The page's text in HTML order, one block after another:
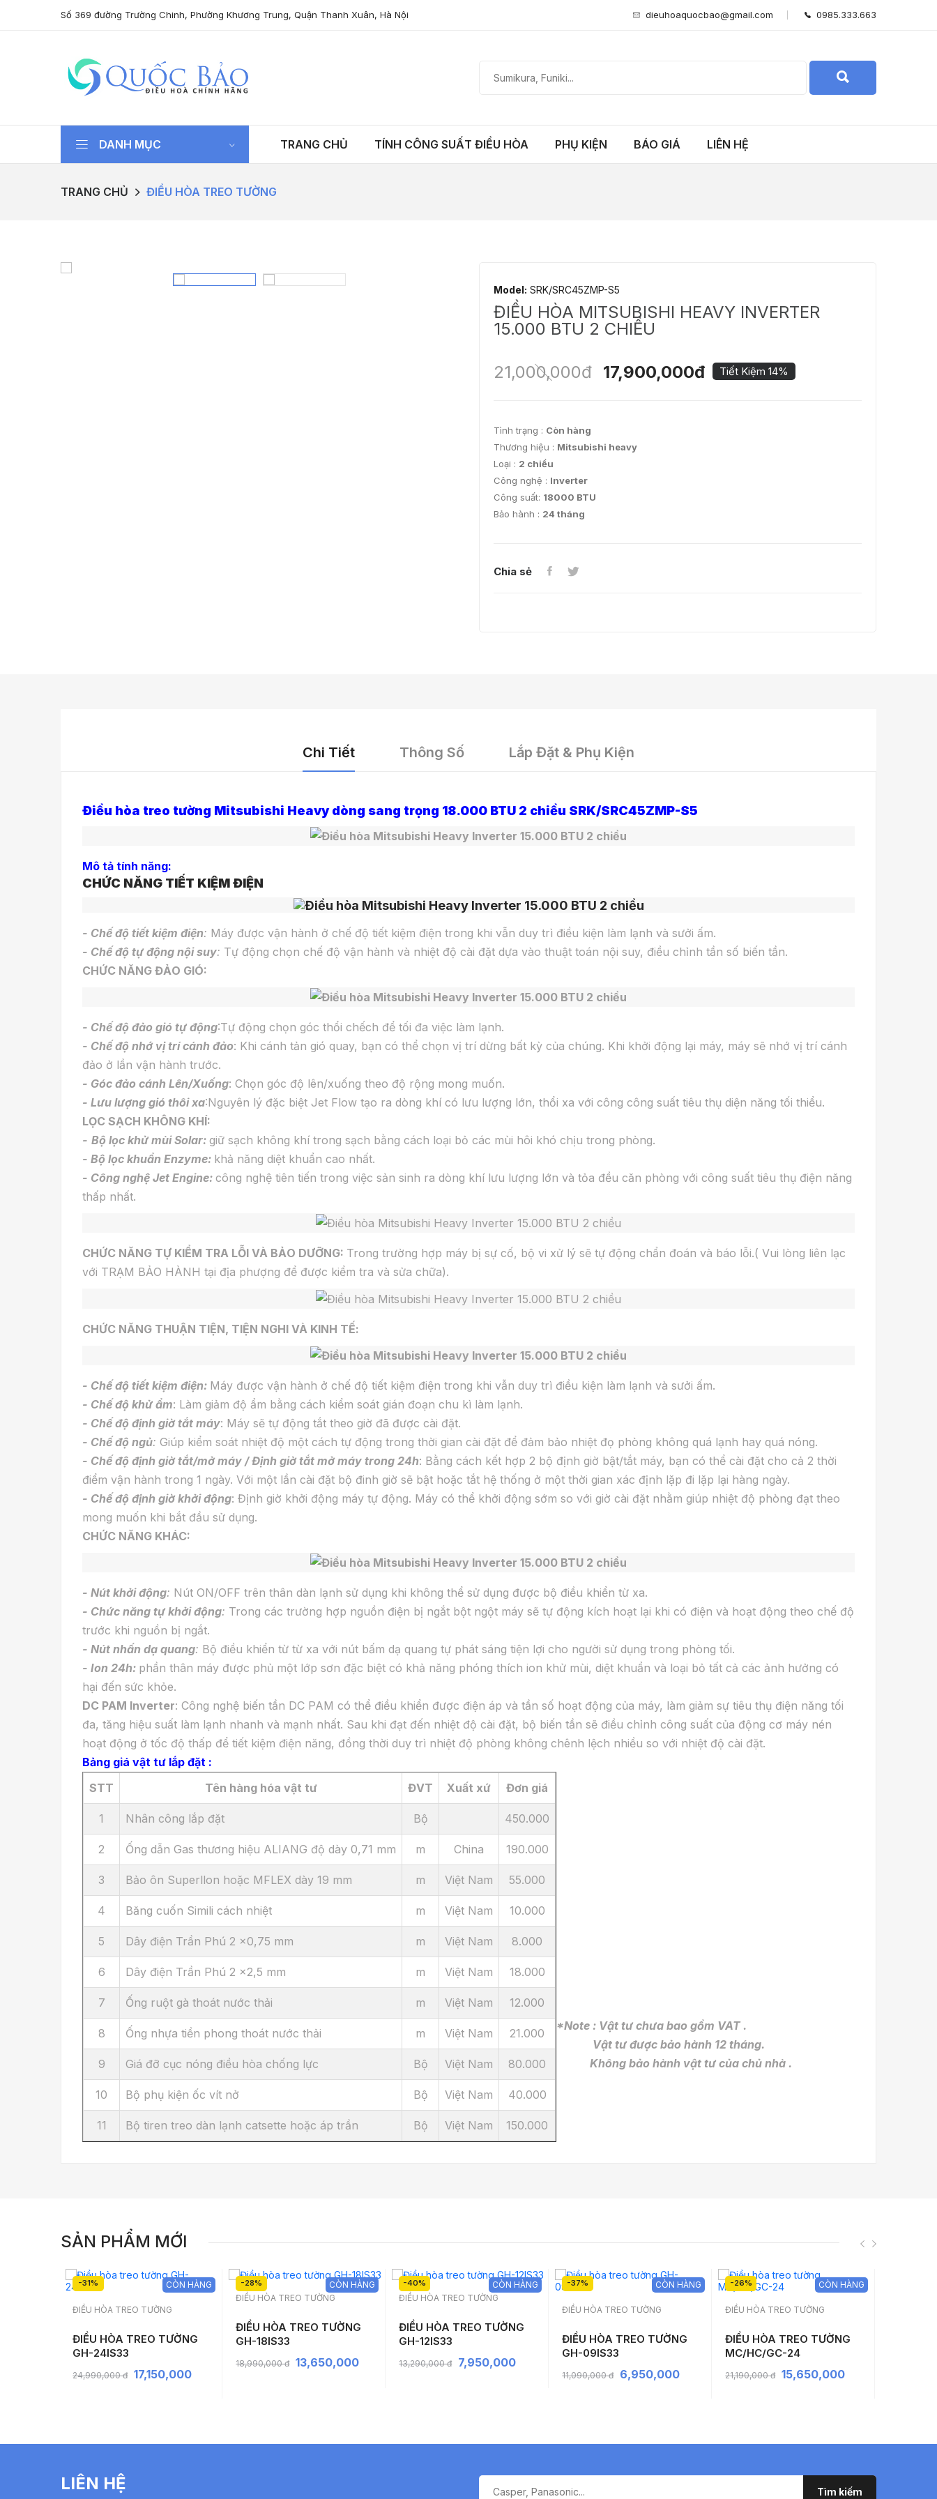
Số 369 đường Trường Chinh, Phường Khương Trung, Quận Thanh Xuân, Hà Nội dieuhoaquocbao@gmail.com 0985.333.663
DANH MỤC TRANG CHỦ TÍNH CÔNG SUẤT ĐIỀU HÒA PHỤ KIỆN BÁO GIÁ LIÊN HỆ
TRANG CHỦ ĐIỀU HÒA TREO TƯỜNG
Model: SRK/SRC45ZMP-S5
ĐIỀU HÒA MITSUBISHI HEAVY INVERTER
15.000 BTU 2 CHIỀU
21,000,000đ 17,900,000đ Tiết Kiệm 14%
Tình trạng : Còn hàng
Thương hiệu : Mitsubishi heavy
Loại : 2 chiều
Công nghệ : Inverter
Công suất: 18000 BTU
Bảo hành : 24 tháng
Chia sẻ
Chi Tiết Thông Số Lắp Đặt & Phụ Kiện
Điều hòa treo tường Mitsubishi Heavy dòng sang trọng 18.000 BTU 2 chiều SRK/SRC45ZMP-S5
Mô tả tính năng:
CHỨC NĂNG TIẾT KIỆM ĐIỆN
- Chế độ tiết kiệm điện: Máy được vận hành ở chế độ tiết kiệm điện trong khi vẫn duy trì điều kiện làm lạnh và sưởi ấm.
- Chế độ tự động nội suy: Tự động chọn chế độ vận hành và nhiệt độ cài đặt dựa vào thuật toán nội suy, điều chỉnh tần số biến tần.
CHỨC NĂNG ĐẢO GIÓ:
- Chế độ đảo gió tự động:Tự động chọn góc thổi chếch để tối đa việc làm lạnh.
- Chế độ nhớ vị trí cánh đảo: Khi cánh tản gió quay, bạn có thể chọn vị trí dừng bất kỳ của chúng. Khi khởi động lại máy, máy sẽ nhớ vị trí cánh
đảo ở lần vận hành trước.
- Góc đảo cánh Lên/Xuống: Chọn góc độ lên/xuống theo độ rộng mong muốn.
- Lưu lượng gió thôi xa:Nguyên lý đặc biệt Jet Flow tạo ra dòng khí có lưu lượng lớn, thổi xa với công công suất tiêu thụ diện năng tối thiểu.
LỌC SẠCH KHÔNG KHÍ:
- Bộ lọc khử mùi Solar: giữ sạch không khí trong sạch bằng cách loại bỏ các mùi hôi khó chịu trong phòng.
- Bộ lọc khuẩn Enzyme: khả năng diệt khuẩn cao nhất.
- Công nghệ Jet Engine: công nghệ tiên tiến trong việc sản sinh ra dòng khí lưu lượng lớn và tỏa đều căn phòng với công suất tiêu thụ điện năng
thấp nhất.
CHỨC NĂNG TỰ KIỂM TRA LỖI VÀ BẢO DƯỠNG: Trong trường hợp máy bị sự cố, bộ vi xử lý sẽ tự động chẩn đoán và báo lỗi.( Vui lòng liên lạc
với TRẠM BẢO HÀNH tại địa phượng để được kiểm tra và sửa chữa).
CHỨC NĂNG THUẬN TIỆN, TIỆN NGHI VÀ KINH TẾ:
- Chế độ tiết kiệm điện: Máy được vận hành ở chế độ tiết kiệm điện trong khi vẫn duy trì điều kiện làm lạnh và sưởi ấm.
- Chế độ khử ẩm: Làm giảm độ ẩm bằng cách kiểm soát gián đoạn chu kì làm lạnh.
- Chế độ định giờ tắt máy: Máy sẽ tự động tắt theo giờ đã được cài đặt.
- Chế độ ngủ: Giúp kiểm soát nhiệt độ một cách tự động trong thời gian cài đặt để đảm bảo nhiệt đọ phòng không quá lạnh hay quá nóng.
- Chế độ định giờ tắt/mở máy / Định giờ tắt mở máy trong 24h: Bằng cách kết hợp 2 bộ định giờ bật/tắt máy, bạn có thể cài đặt cho cả 2 thời
điểm vận hành trong 1 ngày. Với một lần cài đặt bộ đinh giờ sẽ bật hoặc tắt hệ thống ở một thời gian xác định lặp đi lặp lại hàng ngày.
- Chế độ định giờ khởi động: Định giờ khởi động máy tự động. Máy có thể khởi động sớm so với giờ cài đặt nhằm giúp nhiệt độ phòng đạt theo
mong muốn khi bắt đầu sử dụng.
CHỨC NĂNG KHÁC:
- Nút khởi động: Nút ON/OFF trên thân dàn lạnh sử dụng khi không thể sử dụng được bộ điều khiển từ xa.
- Chức năng tự khởi động: Trong các trường hợp nguồn điện bị ngắt bột ngột máy sẽ tự động kích hoạt lại khi có điện và hoạt động theo chế độ
trước khi nguồn bị ngắt.
- Nút nhấn dạ quang: Bộ điều khiển từ từ xa với nút bấm dạ quang tự phát sáng tiện lợi cho người sử dụng trong phòng tối.
- Ion 24h: phần thân máy được phủ một lớp sơn đặc biệt có khả năng phóng thích ion khử mùi, diệt khuẩn và loại bỏ tất cả các ảnh hưởng có
hại đến sức khỏe.
DC PAM Inverter: Công nghệ biến tần DC PAM có thể điều khiển được điện áp và tần số hoạt động của máy, làm giảm sự tiêu thụ điện năng tối
đa, tăng hiệu suất làm lạnh nhanh và mạnh nhất. Sau khi đạt đến nhiệt độ cài đặt, bộ biến tần sẽ điều chỉnh công suất của động cơ máy nén
hoạt động ở tốc độ thấp để tiết kiệm điện năng, đồng thời duy trì nhiệt độ phòng không chênh lệch nhiều so với nhiệt độ cài đặt.
Bảng giá vật tư lắp đặt :
STT
Tên hàng hóa vật tư ĐVT Xuất xứ Đơn giá
1 Nhân công lắp đặt Bộ 450.000
2 Ống dẫn Gas thương hiệu ALIANG độ dày 0,71 mm m China 190.000
3 Bảo ôn Superllon hoặc MFLEX dày 19 mm m Việt Nam 55.000
4 Băng cuốn Simili cách nhiệt m Việt Nam 10.000
5 Dây điện Trần Phú 2 x0,75 mm m Việt Nam 8.000
6 Dây điện Trần Phú 2 x2,5 mm m Việt Nam 18.000
7 Ống ruột gà thoát nước thải m Việt Nam 12.000
8 Ống nhựa tiền phong thoát nước thải m Việt Nam 21.000
9 Giá đỡ cục nóng điều hòa chống lực Bộ Việt Nam 80.000
10 Bộ phụ kiện ốc vít nở Bộ Việt Nam 40.000
11 Bộ tiren treo dàn lạnh catsette hoặc áp trần Bộ Việt Nam 150.000
*Note : Vật tư chưa bao gồm VAT .
Vật tư được bảo hành 12 tháng.
Không bảo hành vật tư của chủ nhà .
SẢN PHẨM MỚI
-31%
ĐIỀU HÒA TREO TƯỜNG
ĐIỀU HÒA TREO TƯỜNG
GH-24IS33
CÒN HÀNG
24,990,000 đ 17,150,000
-28%
ĐIỀU HÒA TREO TƯỜNG
ĐIỀU HÒA TREO TƯỜNG
GH-18IS33
CÒN HÀNG
18,990,000 đ 13,650,000
-40%
ĐIỀU HÒA TREO TƯỜNG
ĐIỀU HÒA TREO TƯỜNG
GH-12IS33
CÒN HÀNG
13,290,000 đ 7,950,000
-37%
ĐIỀU HÒA TREO TƯỜNG
ĐIỀU HÒA TREO TƯỜNG
GH-09IS33
CÒN HÀNG
11,090,000 đ 6,950,000
-26%
ĐIỀU HÒA TREO TƯỜNG
ĐIỀU HÒA TREO TƯỜNG
MC/HC/GC-24
CÒN HÀNG
21,190,000 đ 15,650,000
LIÊN HỆ